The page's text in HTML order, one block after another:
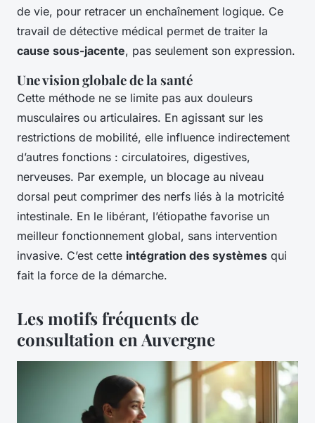
de vie, pour retracer un enchaînement logique. Ce
travail de détective médical permet de traiter la
cause sous-jacente, pas seulement son expression.
Une vision globale de la santé
Cette méthode ne se limite pas aux douleurs
musculaires ou articulaires. En agissant sur les
restrictions de mobilité, elle influence indirectement
d’autres fonctions : circulatoires, digestives,
nerveuses. Par exemple, un blocage au niveau
dorsal peut comprimer des nerfs liés à la motricité
intestinale. En le libérant, l’étiopathe favorise un
meilleur fonctionnement global, sans intervention
invasive. C’est cette intégration des systèmes qui
fait la force de la démarche.
Les motifs fréquents de
consultation en Auvergne